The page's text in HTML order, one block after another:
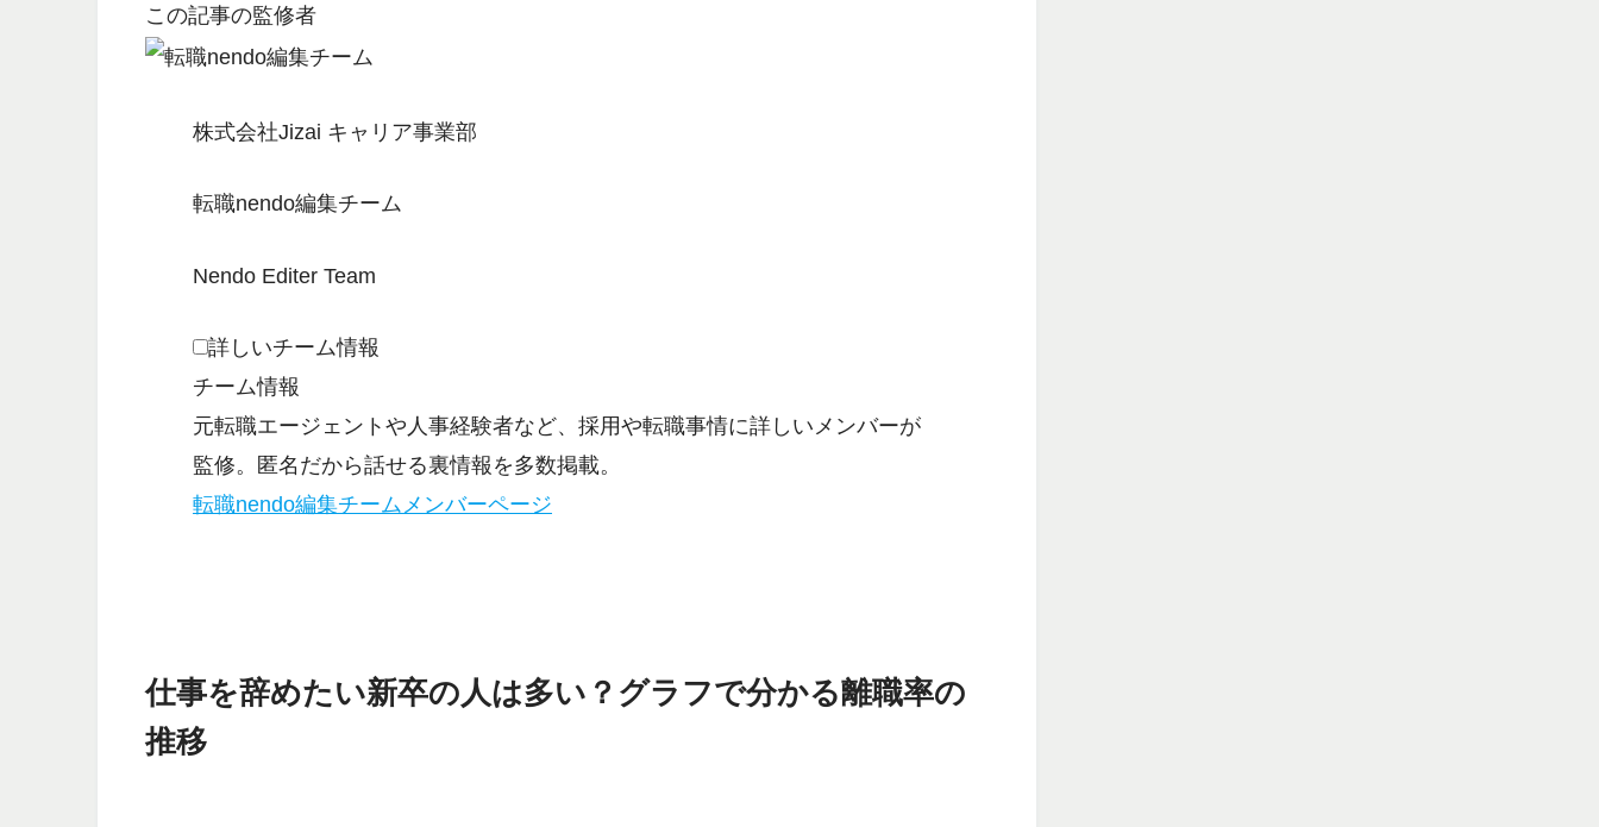
この記事の監修者
株式会社Jizai キャリア事業部
転職nendo編集チーム
Nendo Editer Team
詳しいチーム情報
チーム情報
元転職エージェントや人事経験者など、採用や転職事情に詳しいメンバーが
監修。匿名だから話せる裏情報を多数掲載。
転職nendo編集チームメンバーページ
仕事を辞めたい新卒の人は多い？グラフで分かる離職率の
推移